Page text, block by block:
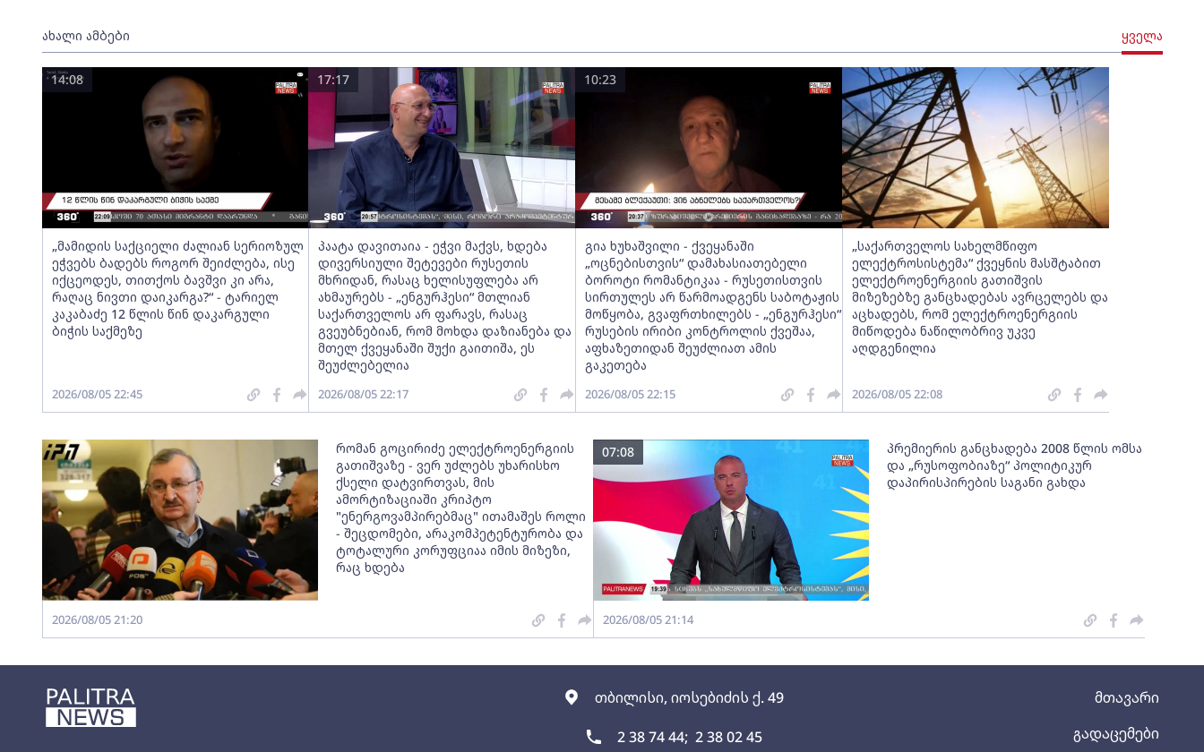
თბილისი, იოსებიძის ქ. 49
2 38 74 44; 2 38 02 45
მთავარი
გადაცემები
ახალი ამბები ყველა
„მამიდის საქციელი ძალიან სერიოზულ
ეჭვებს ბადებს როგორ შეიძლება, ისე
იქცეოდეს, თითქოს ბავშვი კი არა,
რაღაც ნივთი დაიკარგა?“ - ტარიელ
კაკაბაძე 12 წლის წინ დაკარგული
ბიჭის საქმეზე
14:08
2026/08/05 22:45
პაატა დავითაია - ეჭვი მაქვს, ხდება
დივერსიული შეტევები რუსეთის
მხრიდან, რასაც ხელისუფლება არ
ახმაურებს - „ენგურჰესი“ მთლიან
საქართველოს არ ფარავს, რასაც
გვეუბნებიან, რომ მოხდა დაზიანება და
მთელ ქვეყანაში შუქი გაითიშა, ეს
შეუძლებელია
17:17
2026/08/05 22:17
გია ხუხაშვილი - ქვეყანაში
„ოცნებისთვის“ დამახასიათებელი
ბოროტი რომანტიკაა - რუსეთისთვის
სირთულეს არ წარმოადგენს საბოტაჟის
მოწყობა, გვაფრთხილებს - „ენგურჰესი“
რუსების ირიბი კონტროლის ქვეშაა,
აფხაზეთიდან შეუძლიათ ამის
გაკეთება
10:23
2026/08/05 22:15
„საქართველოს სახელმწიფო
ელექტროსისტემა“ ქვეყნის მასშტაბით
ელექტროენერგიის გათიშვის
მიზეზებზე განცხადებას ავრცელებს და
აცხადებს, რომ ელექტროენერგიის
მიწოდება ნაწილობრივ უკვე
აღდგენილია
2026/08/05 22:08
რომან გოცირიძე ელექტროენერგიის
გათიშვაზე - ვერ უძლებს უხარისხო
ქსელი დატვირთვას, მის
ამორტიზაციაში კრიპტო
"ენერგოვამპირებმაც" ითამაშეს როლი
- შეცდომები, არაკომპეტენტურობა და
ტოტალური კორუფციაა იმის მიზეზი,
რაც ხდება
2026/08/05 21:20
პრემიერის განცხადება 2008 წლის ომსა
და „რუსოფობიაზე“ პოლიტიკურ
დაპირისპირების საგანი გახდა
07:08
2026/08/05 21:14